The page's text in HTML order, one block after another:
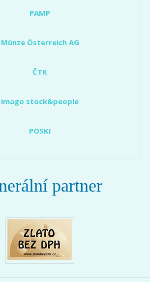
PAMP
Münze Österreich AG
ČTK
imago stock&people
POSKI
partner